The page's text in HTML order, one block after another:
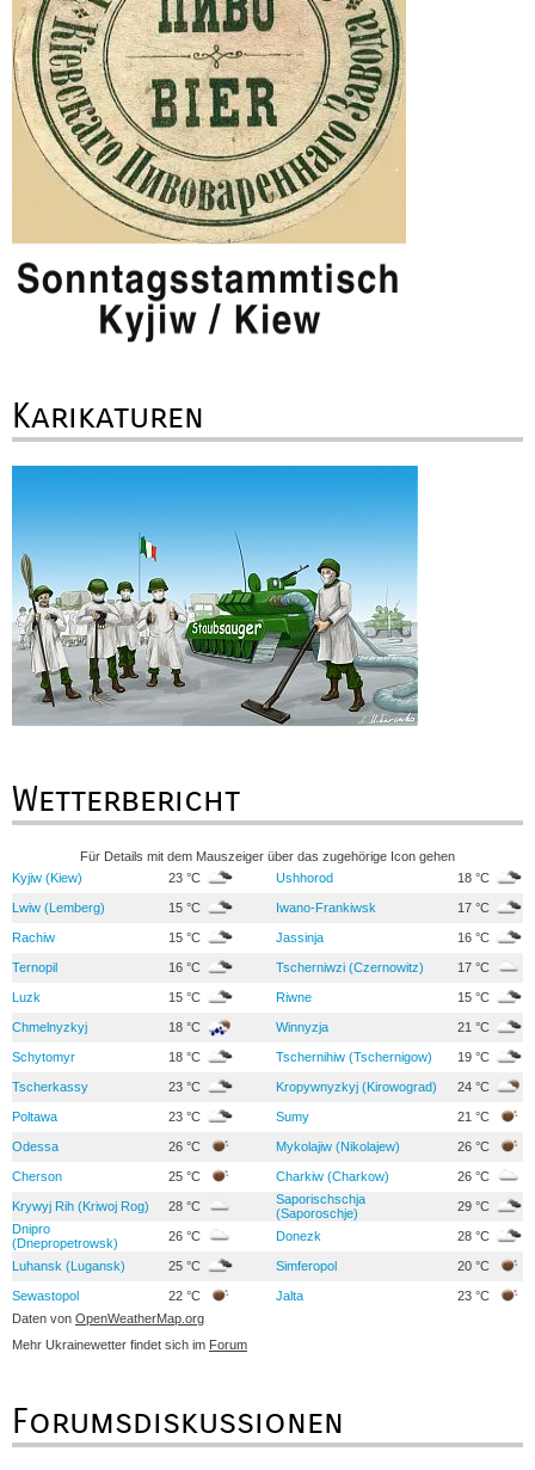
Karikaturen
Wetterbericht
Für Details mit dem Mauszeiger über das zugehörige Icon gehen
Kyjiw (Kiew)
23 °C Ushhorod 18 °C
Lwiw (Lemberg) 15 °C Iwano-Frankiwsk 17 °C
Rachiw 15 °C Jassinja 16 °C
Ternopil 16 °C Tscherniwzi (Czernowitz) 17 °C
Luzk 15 °C Riwne 15 °C
Chmelnyzkyj 18 °C Winnyzja 21 °C
Schytomyr 18 °C Tschernihiw (Tschernigow) 19 °C
Tscherkassy 23 °C Kropywnyzkyj (Kirowograd) 24 °C
Poltawa 23 °C Sumy 21 °C
Odessa 26 °C Mykolajiw (Nikolajew) 26 °C
Cherson 25 °C Charkiw (Charkow) 26 °C
Krywyj Rih (Kriwoj Rog) 28 °C
Saporischschja
(Saporoschje)
29 °C
Dnipro
(Dnepropetrowsk)
26 °C Donezk 28 °C
Luhansk (Lugansk) 25 °C Simferopol 20 °C
Sewastopol 22 °C Jalta
23 °C
Daten von OpenWeatherMap.org
Mehr Ukrainewetter findet sich im Forum
Forumsdiskussionen